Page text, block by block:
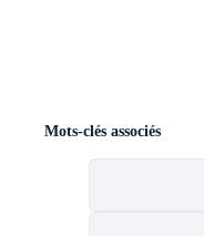
Mots-clés associés